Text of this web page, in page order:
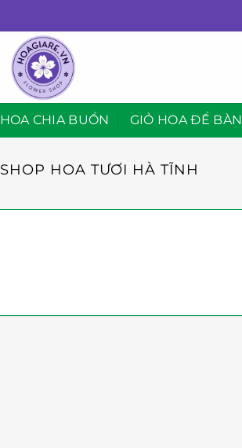
HOA CHIA BUỒN GIỎ HOA ĐỂ BÀN
SHOP HOA TƯƠI HÀ TĨNH